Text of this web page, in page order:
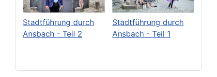
Stadtführung durch
Ansbach - Teil 2
Stadtführung durch
Ansbach - Teil 1